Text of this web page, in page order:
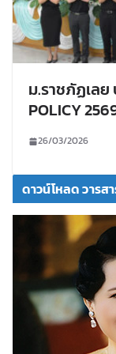
ม.ราชภัฏเลย
POLICY
26/03/2026
ดาวน์โหลด วารส